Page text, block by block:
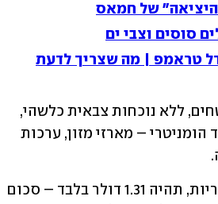
היציאה" של חמאס
סוסים וצבי ים
טראמפ | מה שצריך לדעת